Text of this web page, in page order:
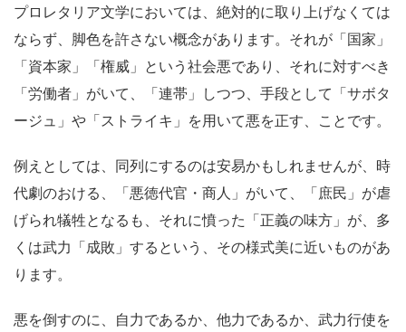
プロレタリア文学においては、絶対的に取り上げなくては
ならず、脚色を許さない概念があります。それが「国家」
「資本家」「権威」という社会悪であり、それに対すべき
「労働者」がいて、「連帯」しつつ、手段として「サボタ
ージュ」や「ストライキ」を用いて悪を正す、ことです。
例えとしては、同列にするのは安易かもしれませんが、時
代劇のおける、「悪徳代官・商人」がいて、「庶民」が虐
げられ犠牲となるも、それに憤った「正義の味方」が、多
くは武力「成敗」するという、その様式美に近いものがあ
ります。
悪を倒すのに、自力であるか、他力であるか、武力行使を